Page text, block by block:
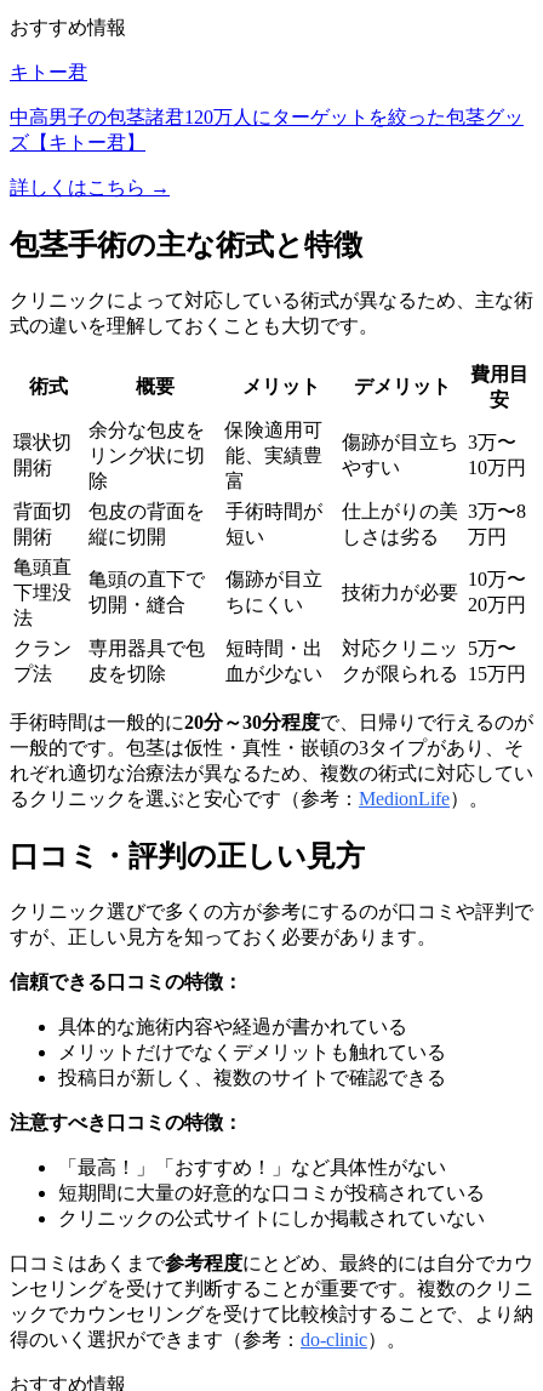
おすすめ情報
キトー君
中高男子の包茎諸君120万人にターゲットを絞った包茎グッ
ズ【キトー君】
詳しくはこちら →
包茎手術の主な術式と特徴
クリニックによって対応している術式が異なるため、主な術
式の違いを理解しておくことも大切です。
術式 概要 メリット デメリット
費用目
安
環状切
開術
余分な包皮を
リング状に切
除
保険適用可
能、実績豊
富
傷跡が目立ち
やすい
3万〜
10万円
背面切
開術
包皮の背面を
縦に切開
手術時間が
短い
仕上がりの美
しさは劣る
3万〜8
万円
亀頭直
下埋没
法
亀頭の直下で
切開・縫合
傷跡が目立
ちにくい
技術力が必要
10万〜
20万円
クラン
プ法
専用器具で包
皮を切除
短時間・出
血が少ない
対応クリニッ
クが限られる
5万〜
15万円
手術時間は一般的に20分～30分程度で、日帰りで行えるのが
一般的です。包茎は仮性・真性・嵌頓の3タイプがあり、そ
れぞれ適切な治療法が異なるため、複数の術式に対応してい
るクリニックを選ぶと安心です（参考： MedionLife）。
口コミ・評判の正しい見方
クリニック選びで多くの方が参考にするのが口コミや評判で
すが、正しい見方を知っておく必要があります。
信頼できる口コミの特徴：
具体的な施術内容や経過が書かれている
メリットだけでなくデメリットも触れている
投稿日が新しく、複数のサイトで確認できる
注意すべき口コミの特徴：
「最高！」「おすすめ！」など具体性がない
短期間に大量の好意的な口コミが投稿されている
クリニックの公式サイトにしか掲載されていない
口コミはあくまで参考程度にとどめ、最終的には自分でカウ
ンセリングを受けて判断することが重要です。複数のクリニ
ックでカウンセリングを受けて比較検討することで、より納
得のいく選択ができます（参考： do-clinic）。
おすすめ情報